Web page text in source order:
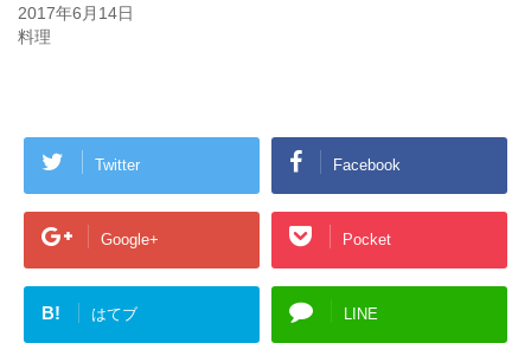
2017年6月14日
料理
Twitter Facebook
Google+ Pocket
B! はてブ LINE